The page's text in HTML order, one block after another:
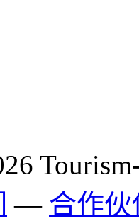
— 合作伙